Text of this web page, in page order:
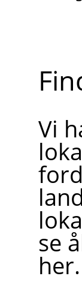
Vi
se
her.